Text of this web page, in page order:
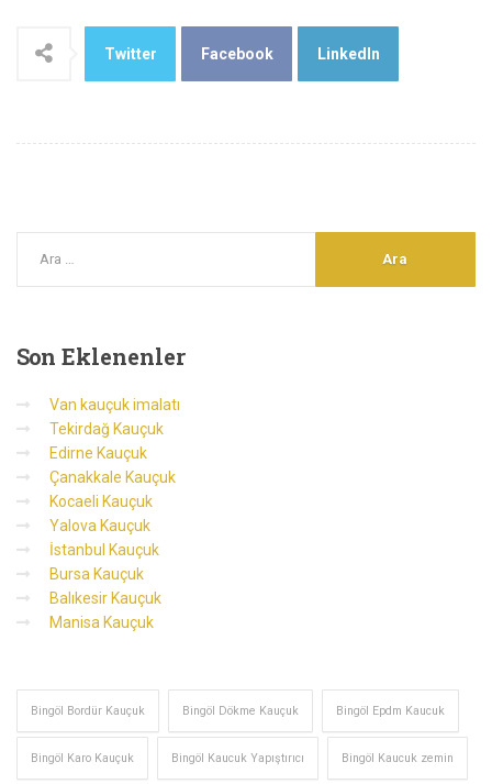
Twitter Facebook LinkedIn
Son Eklenenler
Van kauçuk imalatı
Tekirdağ Kauçuk
Edirne Kauçuk
Çanakkale Kauçuk
Kocaeli Kauçuk
Yalova Kauçuk
İstanbul Kauçuk
Bursa Kauçuk
Balıkesir Kauçuk
Manisa Kauçuk
Bingöl Bordür Kauçuk Bingöl Dökme Kauçuk Bingöl Epdm Kaucuk
Bingöl Karo Kauçuk Bingöl Kaucuk Yapıştırıcı Bingöl Kaucuk zemin